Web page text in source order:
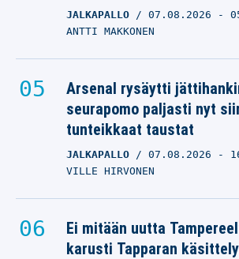
JALKAPALLO 07.08.2026 -
ANTTI MAKKONEN
Arsenal rysäytti
seurapomo paljasti nyt
tunteikkaat taustat
JALKAPALLO 07.08.2026 -
VILLE HIRVONEN
Ei mitään uutta
karusti Tapparan